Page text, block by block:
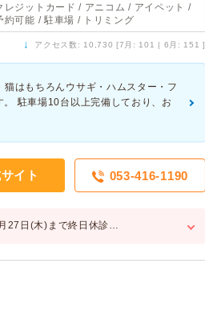
レジットカード / アニコム / アイペット /
約可能 / 駐車場 / トリミング
↓ アクセス数: 10,730 [7月: 101 | 6月: 151 ]
はもちろんウサギ・ハムスター・フ
駐車場10台以上完備しており、お
イト 053-416-1190
27日(木)まで終日休診…